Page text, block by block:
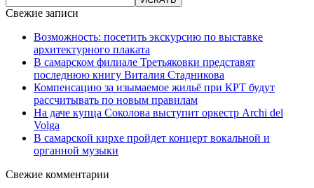
Свежие записи
Возможность: посетить экскурсию по выставке
архитектурного плаката
В самарском филиале Третьяковки представят
последнюю книгу Виталия Стадникова
Компенсацию за изымаемое жильё при КРТ будут
рассчитывать по новым правилам
На даче купца Соколова выступит оркестр Archi del
Volga
В самарской кирхе пройдет концерт вокальной и
органной музыки
Свежие комментарии